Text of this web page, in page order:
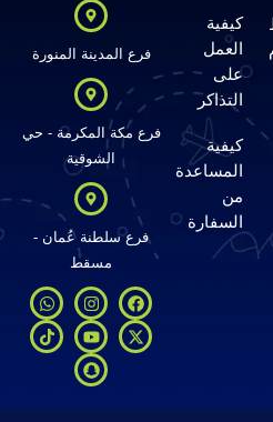
كيفية
العمل
على
التذاكر
كيفية
المساعدة
من
السفارة
فرع المدينة المنورة
فرع مكة المكرمة - حي
الشوقية
فرع سلطنة عُمان -
مسقط